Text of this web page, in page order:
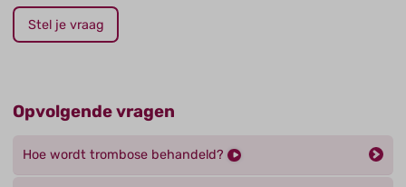
Stel je vraag
Opvolgende vragen
Hoe wordt trombose behandeld?